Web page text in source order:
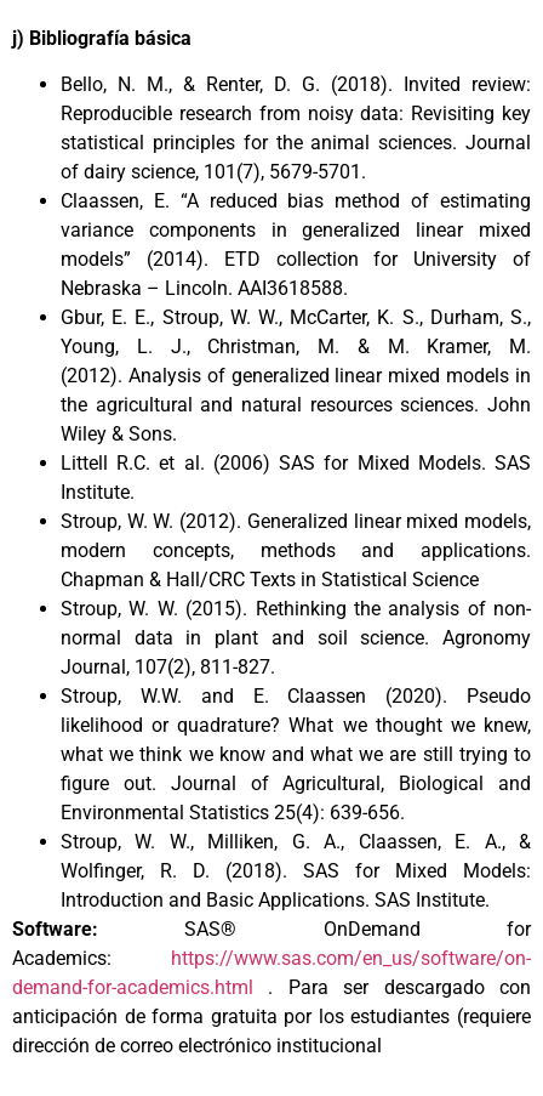
j) Bibliografía básica
Bello, N. M., & Renter, D. G. (2018). Invited review:
Reproducible research from noisy data: Revisiting key
statistical principles for the animal sciences. Journal
of dairy science, 101(7), 5679-5701.
Claassen, E. “A reduced bias method of estimating
variance components in generalized linear mixed
models” (2014). ETD collection for University of
Nebraska – Lincoln. AAI3618588.
Gbur, E. E., Stroup, W. W., McCarter, K. S., Durham, S.,
Young, L. J., Christman, M. & M. Kramer, M.
(2012). Analysis of generalized linear mixed models in
the agricultural and natural resources sciences. John
Wiley & Sons.
Littell R.C. et al. (2006) SAS for Mixed Models. SAS
Institute.
Stroup, W. W. (2012). Generalized linear mixed models,
modern concepts, methods and applications.
Chapman & Hall/CRC Texts in Statistical Science
Stroup, W. W. (2015). Rethinking the analysis of non-
normal data in plant and soil science. Agronomy
Journal, 107(2), 811-827.
Stroup, W.W. and E. Claassen (2020). Pseudo
likelihood or quadrature? What we thought we knew,
what we think we know and what we are still trying to
figure out. Journal of Agricultural, Biological and
Environmental Statistics 25(4): 639-656.
Stroup, W. W., Milliken, G. A., Claassen, E. A., &
Wolfinger, R. D. (2018). SAS for Mixed Models:
Introduction and Basic Applications. SAS Institute.
Software: SAS® OnDemand for
Academics: https://www.sas.com/en_us/software/on-
demand-for-academics.html . Para ser descargado con
anticipación de forma gratuita por los estudiantes (requiere
dirección de correo electrónico institucional